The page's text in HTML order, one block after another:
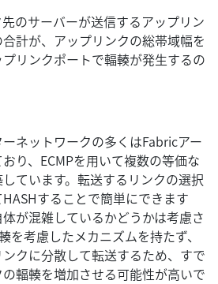
のサーバーが送信するアップリン
計が、アップリンクの総帯域幅を
リンクポートで輻輳が発生するの
ネットワークの多くはFabricアー
り、ECMPを用いて複数の等価な
ています。転送するリンクの選択
することで簡単にできます
が混雑しているかどうかは考慮さ
を考慮したメカニズムを持たず、
クに分散して転送するため、すで
輻輳を増加させる可能性が高いで